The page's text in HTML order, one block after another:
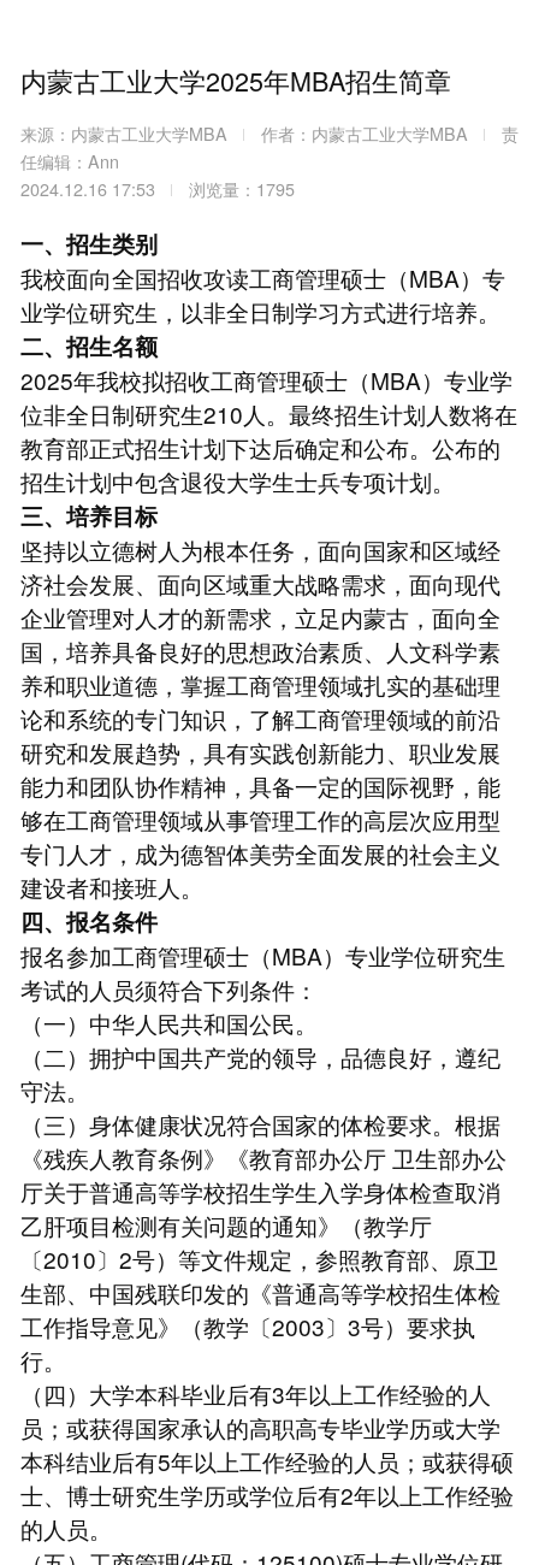
内蒙古工业大学2025年MBA招生简章
来源：内蒙古工业大学MBA 作者：内蒙古工业大学MBA
责
任编辑：Ann
2024.12.16 17:53
浏览量：1795
一、招生类别
我校面向全国招收攻读工商管理硕士（MBA）专
业学位研究生，以非全日制学习方式进行培养。
二、招生名额
2025年我校拟招收工商管理硕士（MBA）专业学
位非全日制研究生210人。最终招生计划人数将在
教育部正式招生计划下达后确定和公布。公布的
招生计划中包含退役大学生士兵专项计划。
三、培养目标
坚持以立德树人为根本任务，面向国家和区域经
济社会发展、面向区域重大战略需求，面向现代
企业管理对人才的新需求，立足内蒙古，面向全
国，培养具备良好的思想政治素质、人文科学素
养和职业道德，掌握工商管理领域扎实的基础理
论和系统的专门知识，了解工商管理领域的前沿
研究和发展趋势，具有实践创新能力、职业发展
能力和团队协作精神，具备一定的国际视野，能
够在工商管理领域从事管理工作的高层次应用型
专门人才，成为德智体美劳全面发展的社会主义
建设者和接班人。
四、报名条件
报名参加工商管理硕士（MBA）专业学位研究生
考试的人员须符合下列条件：
（一）中华人民共和国公民。
（二）拥护中国共产党的领导，品德良好，遵纪
守法。
（三）身体健康状况符合国家的体检要求。根据
《残疾人教育条例》《教育部办公厅 卫生部办公
厅关于普通高等学校招生学生入学身体检查取消
乙肝项目检测有关问题的通知》（教学厅
〔2010〕2号）等文件规定，参照教育部、原卫
生部、中国残联印发的《普通高等学校招生体检
工作指导意见》（教学〔2003〕3号）要求执
行。
（四）大学本科毕业后有3年以上工作经验的人
员；或获得国家承认的高职高专毕业学历或大学
本科结业后有5年以上工作经验的人员；或获得硕
士、博士研究生学历或学位后有2年以上工作经验
的人员。